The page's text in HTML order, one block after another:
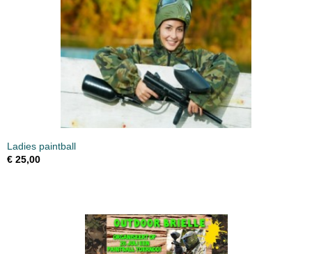
Ladies paintball
€ 25,00